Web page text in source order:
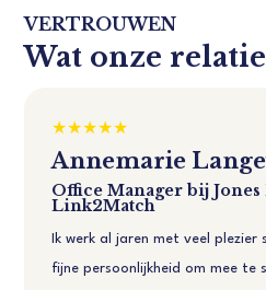
VERTROUWEN
Wat onze
Annemarie
Office Manager bij Jones
Link2Match
Ik werk al jaren met veel plezier
fijne persoonlijkheid om mee te